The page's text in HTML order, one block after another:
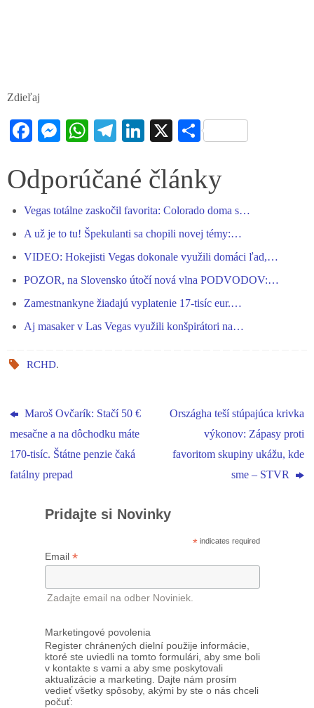
Zdieľaj
Fa
bo
ok
M
se
er
W
ts
pp
Te
gr
m
Li
ed
X S
re
Odporúčané články
Vegas totálne zaskočil favorita: Colorado doma s…
A už je to tu! Špekulanti sa chopili novej témy:…
VIDEO: Hokejisti Vegas dokonale využili domáci ľad,…
POZOR, na Slovensko útočí nová vlna PODVODOV:…
Zamestnankyne žiadajú vyplatenie 17-tisíc eur.…
Aj masaker v Las Vegas využili konšpirátori na…
RCHD.
Maroš Ovčarík: Stačí 50 €
mesačne a na dôchodku máte
170-tisíc. Štátne penzie čaká
fatálny prepad
Országha teší stúpajúca krivka
výkonov: Zápasy proti
favoritom skupiny ukážu, kde
sme – STVR
Pridajte si Novinky
* indicates required
Email *
Zadajte email na odber Noviniek.
Marketingové povolenia
Register chránených dielní použije informácie,
ktoré ste uviedli na tomto formulári, aby sme boli
v kontakte s vami a aby sme poskytovali
aktualizácie a marketing. Dajte nám prosím
vedieť všetky spôsoby, akými by ste o nás chceli
počuť: